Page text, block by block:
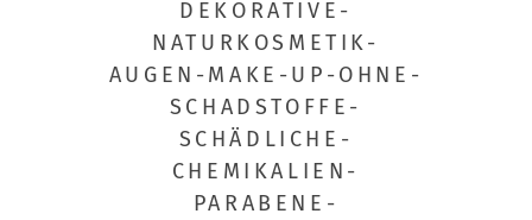
DEKORATIVE-
NATURKOSMETIK-
AUGEN-MAKE-UP-OHNE-
SCHADSTOFFE-
SCHÄDLICHE-
CHEMIKALIEN-
PARABENE-